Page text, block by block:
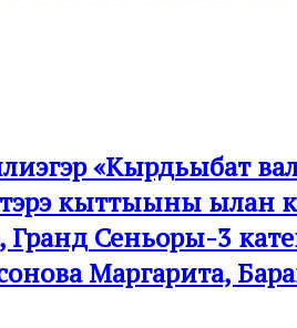
«Кырдьыбат
кыттыыны
Сеньоры-3
Маргарита,